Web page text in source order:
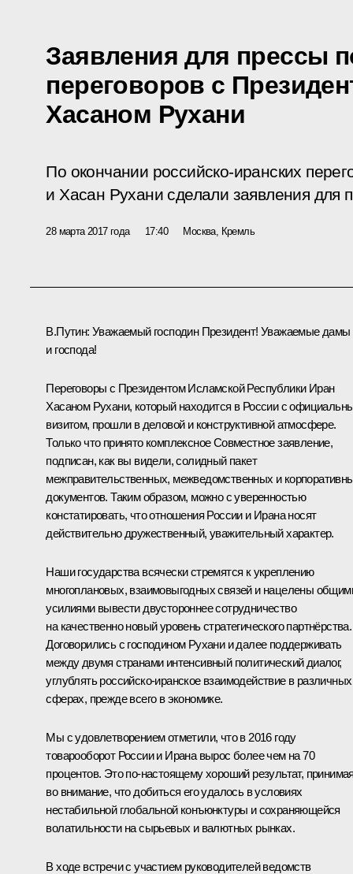
Заявления для прессы
переговоров с
Хасаном Рухани
По окончании российско-иранских
и Хасан Рухани сделали заявления для
28 марта 2017 года 17:40 Москва, Кремль
В.Путин: Уважаемый господин Президент! Уважаемые дамы
и господа!
Переговоры с Президентом Исламской Республики Иран
Хасаном Рухани, который находится в России с
визитом, прошли в деловой и конструктивной атмосфере.
Только что принято комплексное Совместное заявление,
подписан, как вы видели, солидный пакет
межправительственных, межведомственных и
документов. Таким образом, можно с уверенностью
констатировать, что отношения России и Ирана носят
действительно дружественный, уважительный характер.
Наши государства всячески стремятся к укреплению
многоплановых, взаимовыгодных связей и нацелены
усилиями вывести двустороннее сотрудничество
на качественно новый уровень стратегического партнёрства.
Договорились с господином Рухани и далее поддерживать
между двумя странами интенсивный политический диалог,
углублять российско-иранское взаимодействие в различных
сферах, прежде всего в экономике.
Мы с удовлетворением отметили, что в 2016 году
товарооборот России и Ирана вырос более чем на 70
процентов. Это по-настоящему хороший результат,
во внимание, что добиться его удалось в условиях
нестабильной глобальной конъюнктуры и сохраняющейся
волатильности на сырьевых и валютных рынках.
В ходе встречи с участием руководителей ведомств